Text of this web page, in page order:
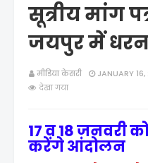
सूत्रीय मांग
जयपुर में
मीडिया केसरी
JANUARY
देखा गया
17 व 18 जनवरी
करेंगे आंदोलन